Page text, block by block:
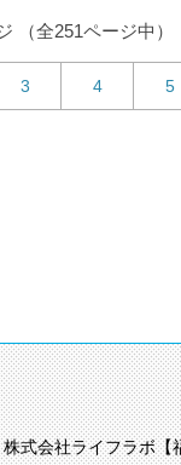
（全251ページ中）
3 4 5
株式会社ライフラボ【